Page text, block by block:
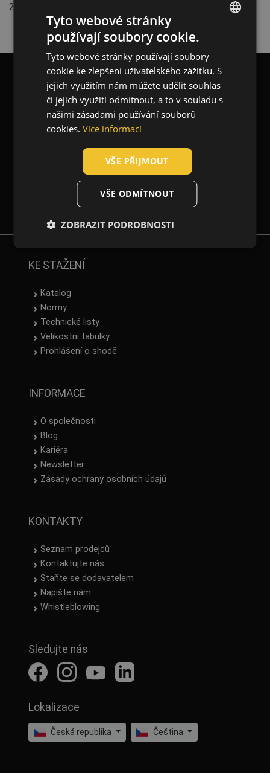
20,5 x 8,5 cm;
Blog Kontakt
Newsletter
KE STAŽENÍ
Katalog
Normy
Technické listy
Velikostní tabulky
Prohlášení o shodě
INFORMACE
O společnosti
Blog
Kariéra
Newsletter
Zásady ochrany osobních údajů
KONTAKTY
Seznam prodejců
Kontaktujte nás
Staňte se dodavatelem
Napište nám
Whistleblowing
Sledujte nás
Lokalizace
Česká republika Čeština
ENGLISH
CZECH
HUNGARIAN
SLOVAK
ROMANIAN
DUTCH
LATVIAN
Tyto webové stránky
používají soubory cookie.
Tyto webové stránky používají soubory
cookie ke zlepšení uživatelského zážitku. S
jejich využitím nám můžete udělit souhlas
či jejich využití odmítnout, a to v souladu s
našimi zásadami používání souborů
cookies. Více informací
VŠE PŘIJMOUT
VŠE ODMÍTNOUT
ZOBRAZIT PODROBNOSTI